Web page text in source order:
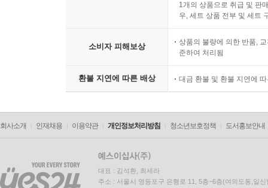
1개의 상품으로 취급 및 판
우, 세트 상품 전부 및 세트
소비자 피해보상
상품의 불량에 의한 반품,
준하여 처리됨
환불 지연에 따른 배상 대금 환불 및 환불 지연에
회사소개 인재채용 이용약관 개인정보처리방침 청소년보호정책 도서홍보안내
대표 : 김석환, 최세라
주소 : 서울시 영등포구 은행로 11, 5층~6층(여의도동,일신